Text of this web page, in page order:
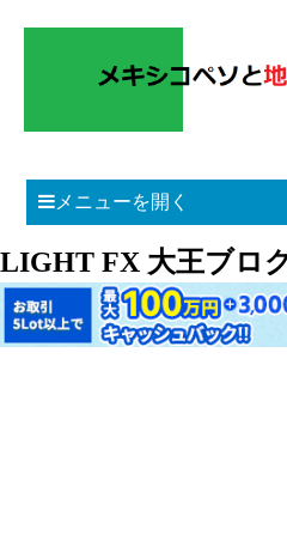
メニューを開く
LIGHT FX 大王ブロ